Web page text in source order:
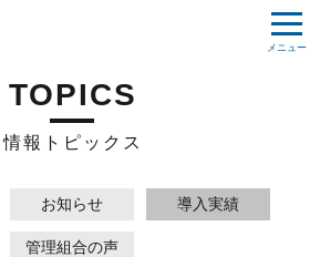
メニュー
TOPICS
情報トピックス
お知らせ 導入実績
管理組合の声